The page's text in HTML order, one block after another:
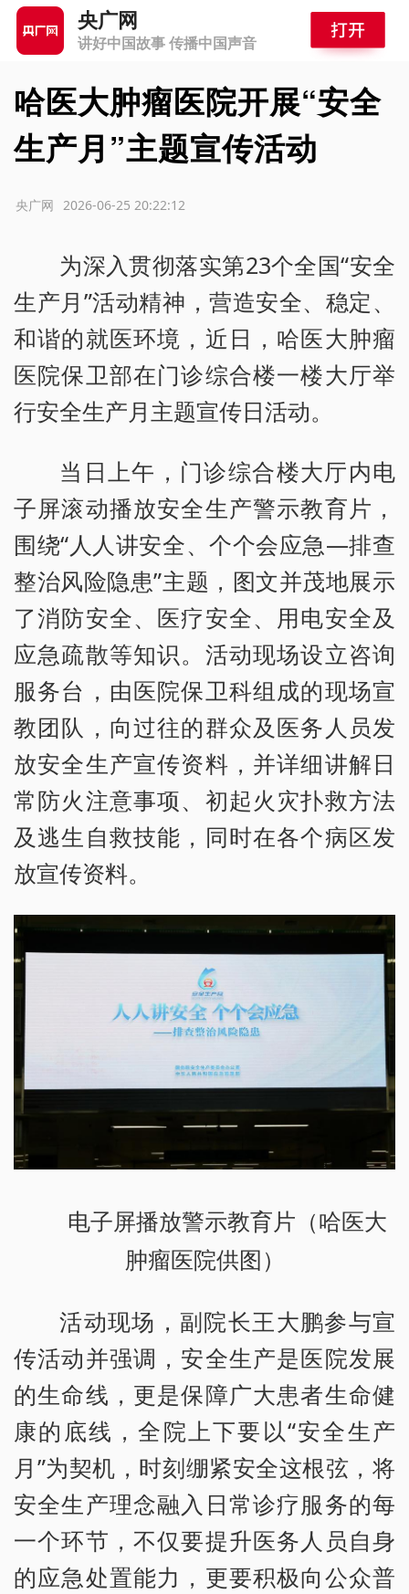
央广网
讲好中国故事 传播中国声音
哈医大肿瘤医院开展“安全
生产月”主题宣传活动
2026-06-25 20:22:12
央广网
为深入贯彻落实第23个全国“安全
生产月”活动精神，营造安全、稳定、
和谐的就医环境，近日，哈医大肿瘤
医院保卫部在门诊综合楼一楼大厅举
行安全生产月主题宣传日活动。
当日上午，门诊综合楼大厅内电
子屏滚动播放安全生产警示教育片，
围绕“人人讲安全、个个会应急—排查
整治风险隐患”主题，图文并茂地展示
了消防安全、医疗安全、用电安全及
应急疏散等知识。活动现场设立咨询
服务台，由医院保卫科组成的现场宣
教团队，向过往的群众及医务人员发
放安全生产宣传资料，并详细讲解日
常防火注意事项、初起火灾扑救方法
及逃生自救技能，同时在各个病区发
放宣传资料。
电子屏播放警示教育片（哈医大
肿瘤医院供图）
活动现场，副院长王大鹏参与宣
传活动并强调，安全生产是医院发展
的生命线，更是保障广大患者生命健
康的底线，全院上下要以“安全生产
月”为契机，时刻绷紧安全这根弦，将
安全生产理念融入日常诊疗服务的每
一个环节，不仅要提升医务人员自身
的应急处置能力，更要积极向公众普